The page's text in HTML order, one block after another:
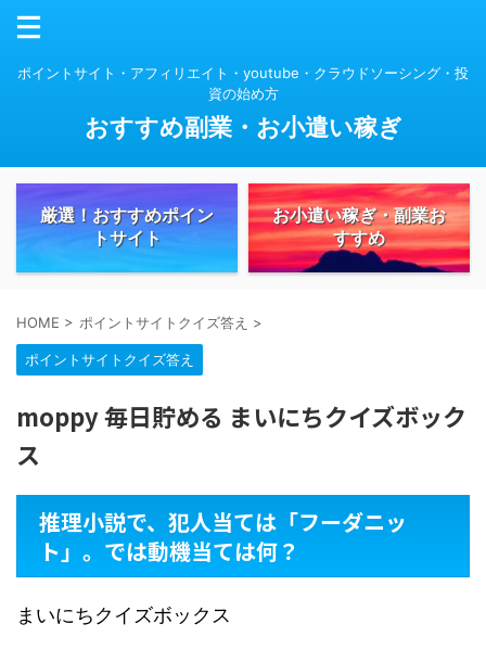
ポイントサイト・アフィリエイト・youtube・クラウドソーシング・投
資の始め方
おすすめ副業・お小遣い稼ぎ
厳選！おすすめポイン
トサイト
お小遣い稼ぎ・副業お
すすめ
HOME > ポイントサイトクイズ答え >
ポイントサイトクイズ答え
moppy 毎日貯める まいにちクイズボック
ス
推理小説で、犯人当ては「フーダニッ
ト」。では動機当ては何？
まいにちクイズボックス